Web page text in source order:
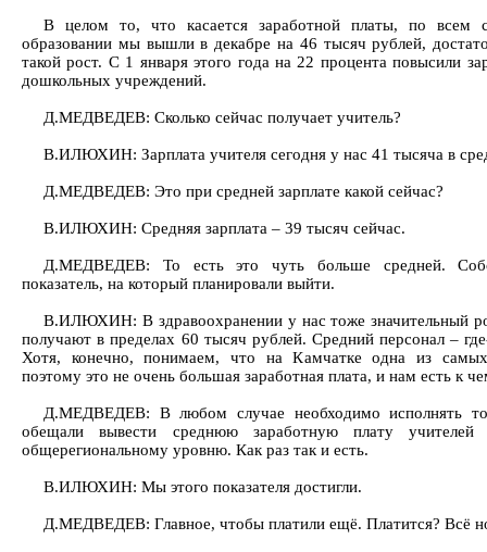
В целом то, что касается заработной платы, по всем
образовании мы вышли в декабре на 46 тысяч рублей,
такой рост. С 1 января этого года на 22 процента повысили
дошкольных учреждений.
Д.МЕДВЕДЕВ: Сколько сейчас получает учитель?
В.ИЛЮХИН: Зарплата учителя сегодня у нас 41 тысяча в
Д.МЕДВЕДЕВ: Это при средней зарплате какой сейчас?
В.ИЛЮХИН: Средняя зарплата – 39 тысяч сейчас.
Д.МЕДВЕДЕВ: То есть это чуть больше средней.
показатель, на который планировали выйти.
В.ИЛЮХИН: В здравоохранении у нас тоже значительный
получают в пределах 60 тысяч рублей. Средний персонал –
Хотя, конечно, понимаем, что на Камчатке одна из
поэтому это не очень большая заработная плата, и нам есть к
Д.МЕДВЕДЕВ: В любом случае необходимо исполнять
обещали вывести среднюю заработную плату
общерегиональному уровню. Как раз так и есть.
В.ИЛЮХИН: Мы этого показателя достигли.
Д.МЕДВЕДЕВ: Главное, чтобы платили ещё. Платится? Всё